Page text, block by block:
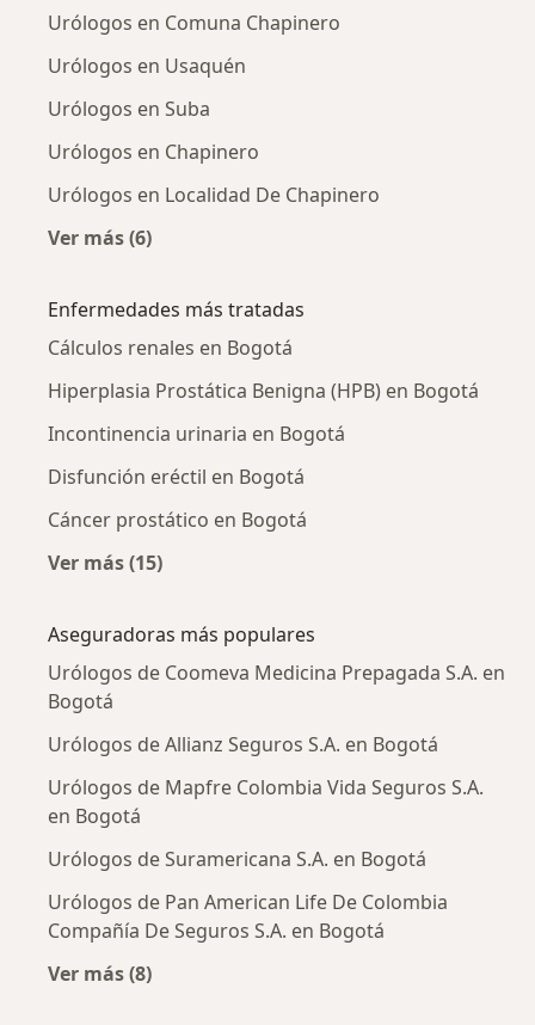
Urólogos en Comuna Chapinero
Urólogos en Usaquén
Urólogos en Suba
Urólogos en Chapinero
Urólogos en Localidad De Chapinero
Ver más (6)
Enfermedades más tratadas
Cálculos renales en Bogotá
Hiperplasia Prostática Benigna (HPB) en Bogotá
Incontinencia urinaria en Bogotá
Disfunción eréctil en Bogotá
Cáncer prostático en Bogotá
Ver más (15)
Aseguradoras más populares
Urólogos de Coomeva Medicina Prepagada S.A. en
Bogotá
Urólogos de Allianz Seguros S.A. en Bogotá
Urólogos de Mapfre Colombia Vida Seguros S.A.
en Bogotá
Urólogos de Suramericana S.A. en Bogotá
Urólogos de Pan American Life De Colombia
Compañía De Seguros S.A. en Bogotá
Ver más (8)